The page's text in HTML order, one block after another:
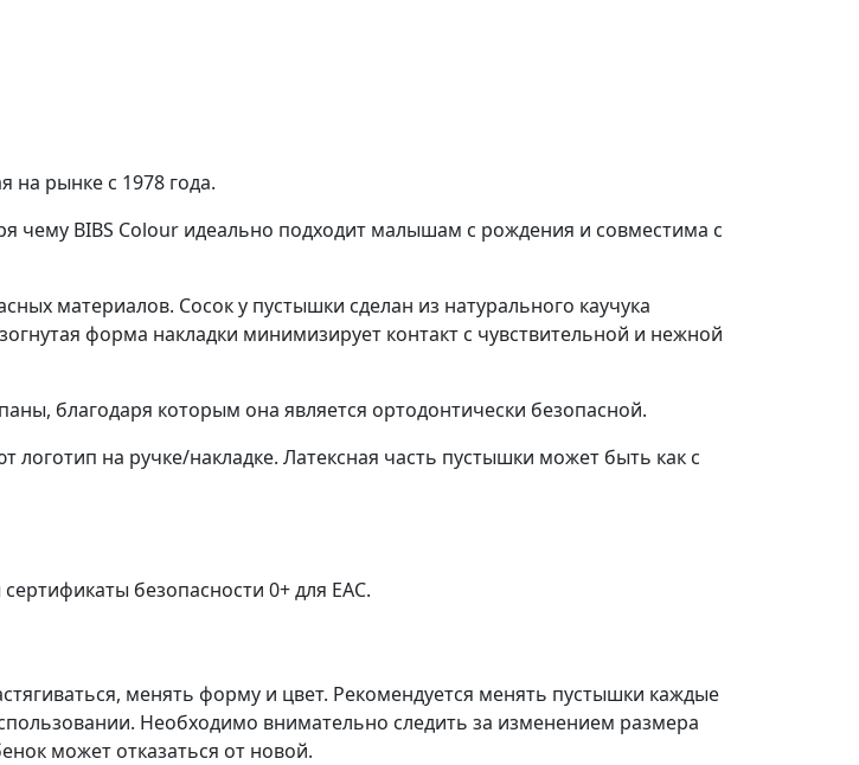
на рынке с 1978 года.
чему BIBS Colour идеально подходит малышам с рождения и совместима с
материалов. Сосок у пустышки сделан из натурального каучука
форма накладки минимизирует контакт с чувствительной и нежной
благодаря которым она является ортодонтически безопасной.
на ручке/накладке. Латексная часть пустышки может быть как с
безопасности 0+ для EAC.
менять форму и цвет. Рекомендуется менять пустышки каждые
Необходимо внимательно следить за изменением размера
может отказаться от новой.